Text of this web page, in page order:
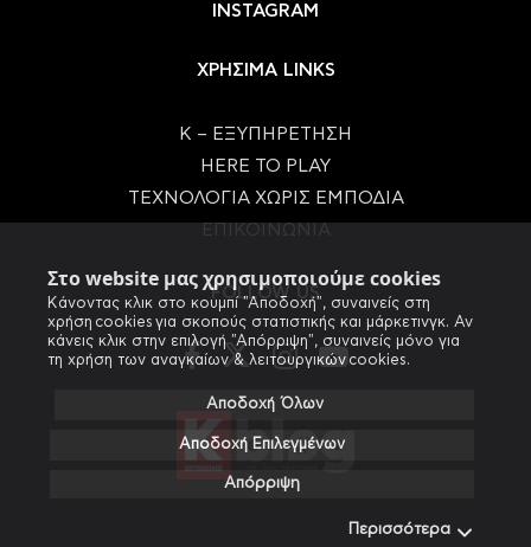
Στο website μας χρησιμοποιούμε cookies
Κάνοντας κλικ στο κουμπί "Αποδοχή", συναινείς στη
χρήση cookies για σκοπούς στατιστικής και μάρκετινγκ. Αν
κάνεις κλικ στην επιλογή "Απόρριψη", συναινείς μόνο για
τη χρήση των αναγκαίων & λειτουργικών cookies.
Αποδοχή Όλων
Αποδοχή Επιλεγμένων
Απόρριψη
Περισσότερα
INSTAGRAM
ΧΡΗΣΙΜΑ LINKS
Κ – ΕΞΥΠΗΡΕΤΗΣΗ
HERE TO PLAY
ΤΕΧΝΟΛΟΓΙΑ ΧΩΡΙΣ ΕΜΠΟΔΙΑ
FOLLOW US